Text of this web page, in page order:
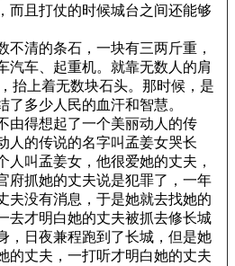
而且打仗的时候城台之间还能够
清的条石，一块有三两斤重，
汽车、起重机。就靠无数人的肩
抬上着无数块石头。那时候，是
了多少人民的血汗和智慧。
由得想起了一个美丽动人的传
人的传说的名字叫孟姜女哭长
人叫孟姜女，他很爱她的丈夫，
府抓她的丈夫说是犯罪了，一年
夫没有消息，于是她就去找她的
去才明白她的丈夫被抓去修长城
，日夜兼程跑到了长城，但是她
的丈夫，一打听才明白她的丈夫